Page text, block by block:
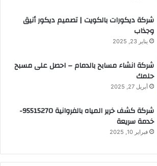
شركة ديكورات بالكويت | تصميم ديكور أنيق
وجذاب
يناير 23, 2025
شركة انشاء مسابح بالدمام – احصل على مسبح
حلمك
أبريل 27, 2025
شركة كشف خرير المياه بالفروانية 95515270-
خدمة سريعة
فبراير 10, 2025